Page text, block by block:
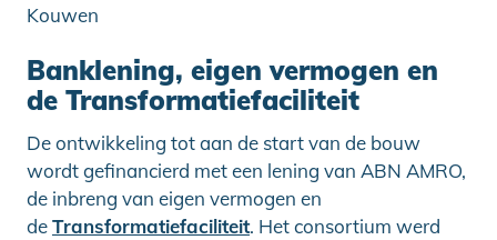
Kouwen
Banklening, eigen vermogen en
de Transformatiefaciliteit
De ontwikkeling tot aan de start van de bouw
wordt gefinancierd met een lening van ABN AMRO,
de inbreng van eigen vermogen en
deTransformatiefaciliteit. Het consortium werd